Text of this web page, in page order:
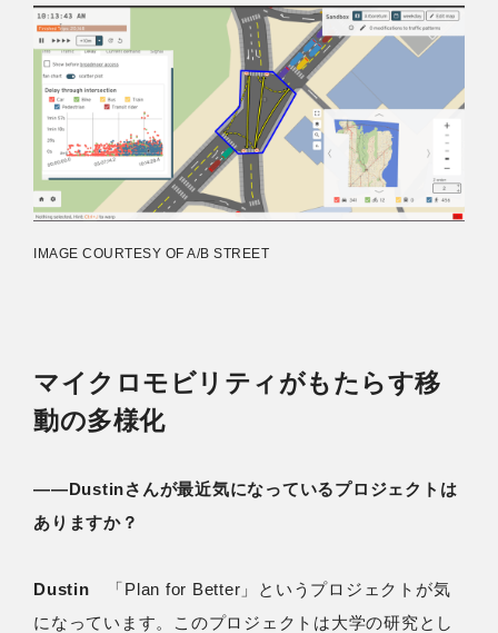
IMAGE COURTESY OF A/B STREET
マイクロモビリティがもたらす移
動の多様化
――Dustinさんが最近気になっているプロジェクトは
ありますか？
Dustin 「Plan for Better」というプロジェクトが気
になっています。このプロジェクトは大学の研究とし